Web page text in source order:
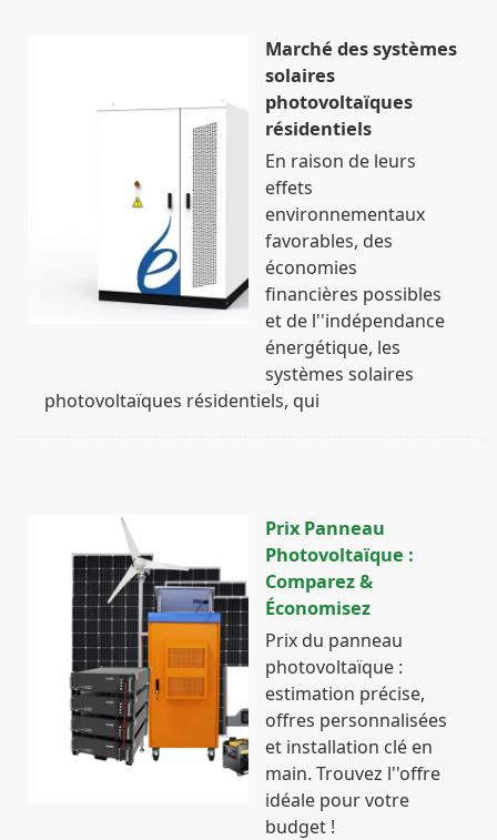
Marché des systèmes
solaires
photovoltaïques
résidentiels
En raison de leurs
effets
environnementaux
favorables, des
économies
financières possibles
et de l''indépendance
énergétique, les
systèmes solaires
photovoltaïques résidentiels, qui
Prix Panneau
Photovoltaïque :
Comparez &
Économisez
Prix du panneau
photovoltaïque :
estimation précise,
offres personnalisées
et installation clé en
main. Trouvez l''offre
idéale pour votre
budget !